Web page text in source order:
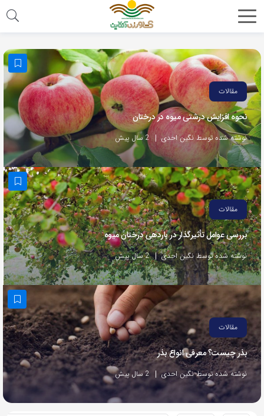
مقالات
نحوه افزایش درشتی میوه در درختان
نوشته شده توسط نگین احدی 2 سال پیش
مقالات
بررسی عوامل تأثیرگذار در باردهی درختان میوه
نوشته شده توسط نگین احدی 2 سال پیش
مقالات
بذر چیست؟ معرفی انواع بذر
نوشته شده توسط نگین احدی 2 سال پیش